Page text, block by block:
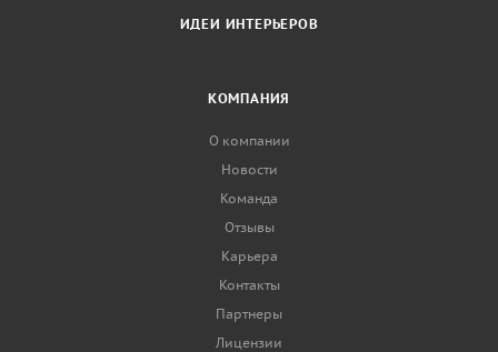
ИДЕИ ИНТЕРЬЕРОВ
КОМПАНИЯ
О компании
Новости
Команда
Отзывы
Карьера
Контакты
Партнеры
Лицензии